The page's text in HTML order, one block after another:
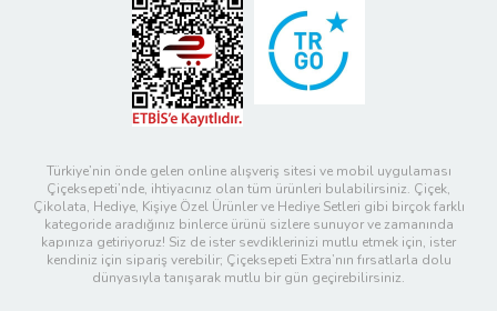
Türkiye’nin önde gelen online alışveriş sitesi ve mobil uygulaması
Çiçeksepeti’nde, ihtiyacınız olan tüm ürünleri bulabilirsiniz. Çiçek,
Çikolata, Hediye, Kişiye Özel Ürünler ve Hediye Setleri gibi birçok farklı
kategoride aradığınız binlerce ürünü sizlere sunuyor ve zamanında
kapınıza getiriyoruz! Siz de ister sevdiklerinizi mutlu etmek için, ister
kendiniz için sipariş verebilir; Çiçeksepeti Extra’nın fırsatlarla dolu
dünyasıyla tanışarak mutlu bir gün geçirebilirsiniz.